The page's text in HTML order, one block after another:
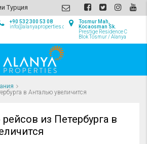
Турция
Tosmur Mah,
Kocaosman Sk.
Prestige Residence C
Blok Tosmur / Alanya
+90 532 300 53 08
info@alanyaproperties.com
в Анталью увеличится
из Петербурга в